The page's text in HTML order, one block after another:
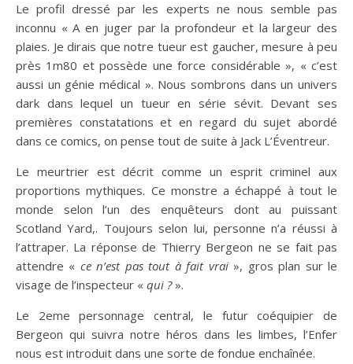
Le profil dressé par les experts ne nous semble pas
inconnu « A en juger par la profondeur et la largeur des
plaies. Je dirais que notre tueur est gaucher, mesure à peu
près 1m80 et possède une force considérable », « c’est
aussi un génie médical ». Nous sombrons dans un univers
dark dans lequel un tueur en série sévit. Devant ses
premières constatations et en regard du sujet abordé
dans ce comics, on pense tout de suite à Jack L’Éventreur.
Le meurtrier est décrit comme un esprit criminel aux
proportions mythiques. Ce monstre a échappé à tout le
monde selon l’un des enquêteurs dont au puissant
Scotland Yard,. Toujours selon lui, personne n’a réussi à
l’attraper. La réponse de Thierry Bergeon ne se fait pas
attendre « ce n’est pas tout à fait vrai», gros plan sur le
visage de l’inspecteur « qui ?».
Le 2eme personnage central, le futur coéquipier de
Bergeon qui suivra notre héros dans les limbes, l’Enfer
nous est introduit dans une sorte de fondue enchaînée.